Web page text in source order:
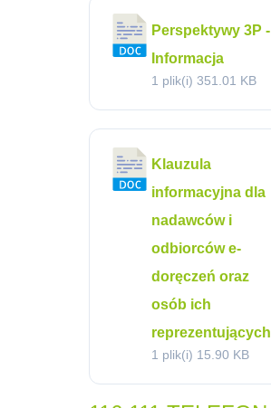
Perspektywy 3P -
Informacja
1 plik(i) 351.01 KB
Klauzula
informacyjna dla
nadawców i
odbiorców e-
doręczeń oraz
osób ich
reprezentujących
1 plik(i) 15.90 KB